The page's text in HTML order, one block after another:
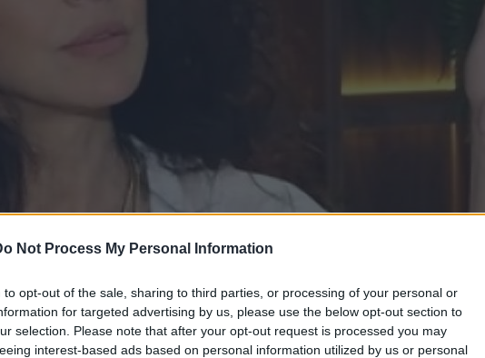
Not Process My Personal Information
to opt-out of the sale, sharing to third parties, or processing of your personal or
for targeted advertising by us, please use the below opt-out section to
selection. Please note that after your opt-out request is processed you may
interest-based ads based on personal information utilized by us or personal